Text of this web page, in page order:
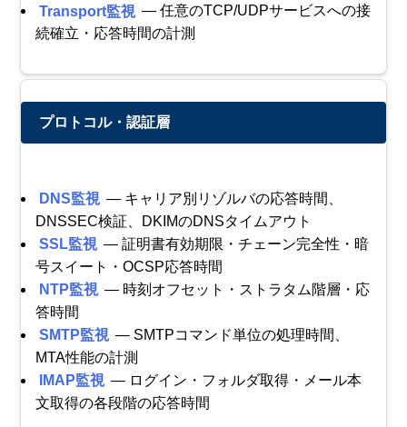
Transport監視 — 任意のTCP/UDPサービスへの接
続確立・応答時間の計測
プロトコル・認証層
DNS監視 — キャリア別リゾルバの応答時間、
DNSSEC検証、DKIMのDNSタイムアウト
SSL監視 — 証明書有効期限・チェーン完全性・暗
号スイート・OCSP応答時間
NTP監視 — 時刻オフセット・ストラタム階層・応
答時間
SMTP監視 — SMTPコマンド単位の処理時間、
MTA性能の計測
IMAP監視 — ログイン・フォルダ取得・メール本
文取得の各段階の応答時間